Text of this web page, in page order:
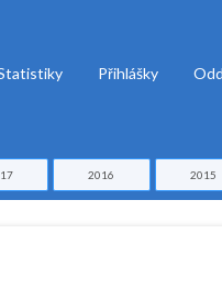
Přihlášky
2016 2015